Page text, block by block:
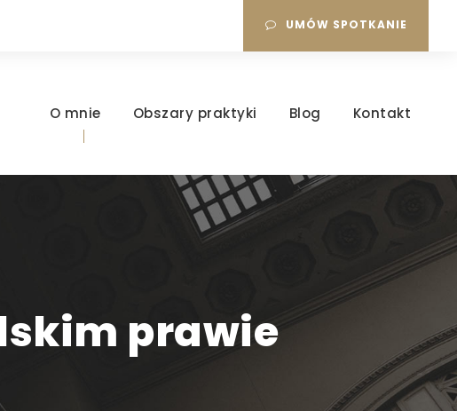
UMÓW SPOTKANIE
O mnie Obszary praktyki Blog Kontakt
prawie